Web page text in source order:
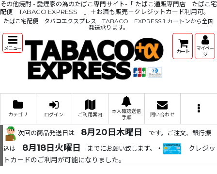
その他焼酎 - 愛煙家の為のたばこ専門サイト-「 たばこ通販専門店 たばこ宅
配便 TABACO EXPRESS 」＋お酒も販売＋クレジットカード利用可。
たばこ宅配便 タバコエクスプレス TABACO EXPRESS１カートンから全国
発送承ります。
メニュー カート
マイペー
ジ
カテゴリ ログイン ご利用案内
本人確認送信
手順
問い合わせ
次回の商品発送日は 8月20日木曜日
です。ご注文、銀行振
込は
8月18日火曜日 までにお願い致します。 ・
クレジッ
トカードのご利用が可能になりました。